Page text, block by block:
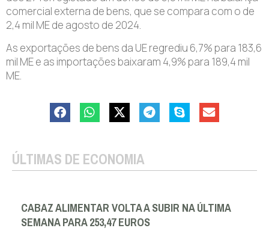
comercial externa de bens, que se compara com o de
2,4 mil ME de agosto de 2024.
As exportações de bens da UE regrediu 6,7% para 183,6
mil ME e as importações baixaram 4,9% para 189,4 mil
ME.
ÚLTIMAS DE ECONOMIA
CABAZ ALIMENTAR VOLTA A SUBIR NA ÚLTIMA
SEMANA PARA 253,47 EUROS